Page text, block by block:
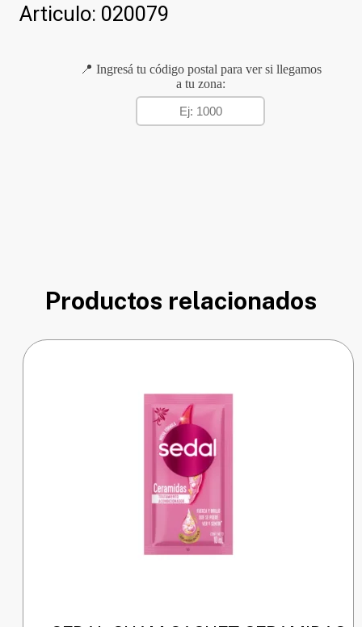
Articulo: 020079
📍 Ingresá tu código postal para ver si llegamos
a tu zona:
Productos relacionados